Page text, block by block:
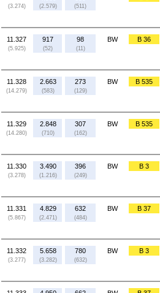
(3.274) (2.579) (511)
11.327
(5.925)
917
(52)
98
(11)
BW B 36
11.328
(14.279)
2.663
(583)
273
(129)
BW B 535
11.329
(14.280)
2.848
(710)
307
(162)
BW B 535
11.330
(3.278)
3.490
(1.216)
396
(249)
BW B 3
11.331
(5.867)
4.829
(2.471)
632
(484)
BW B 37
11.332
(3.277)
5.658
(3.282)
780
(632)
BW B 3